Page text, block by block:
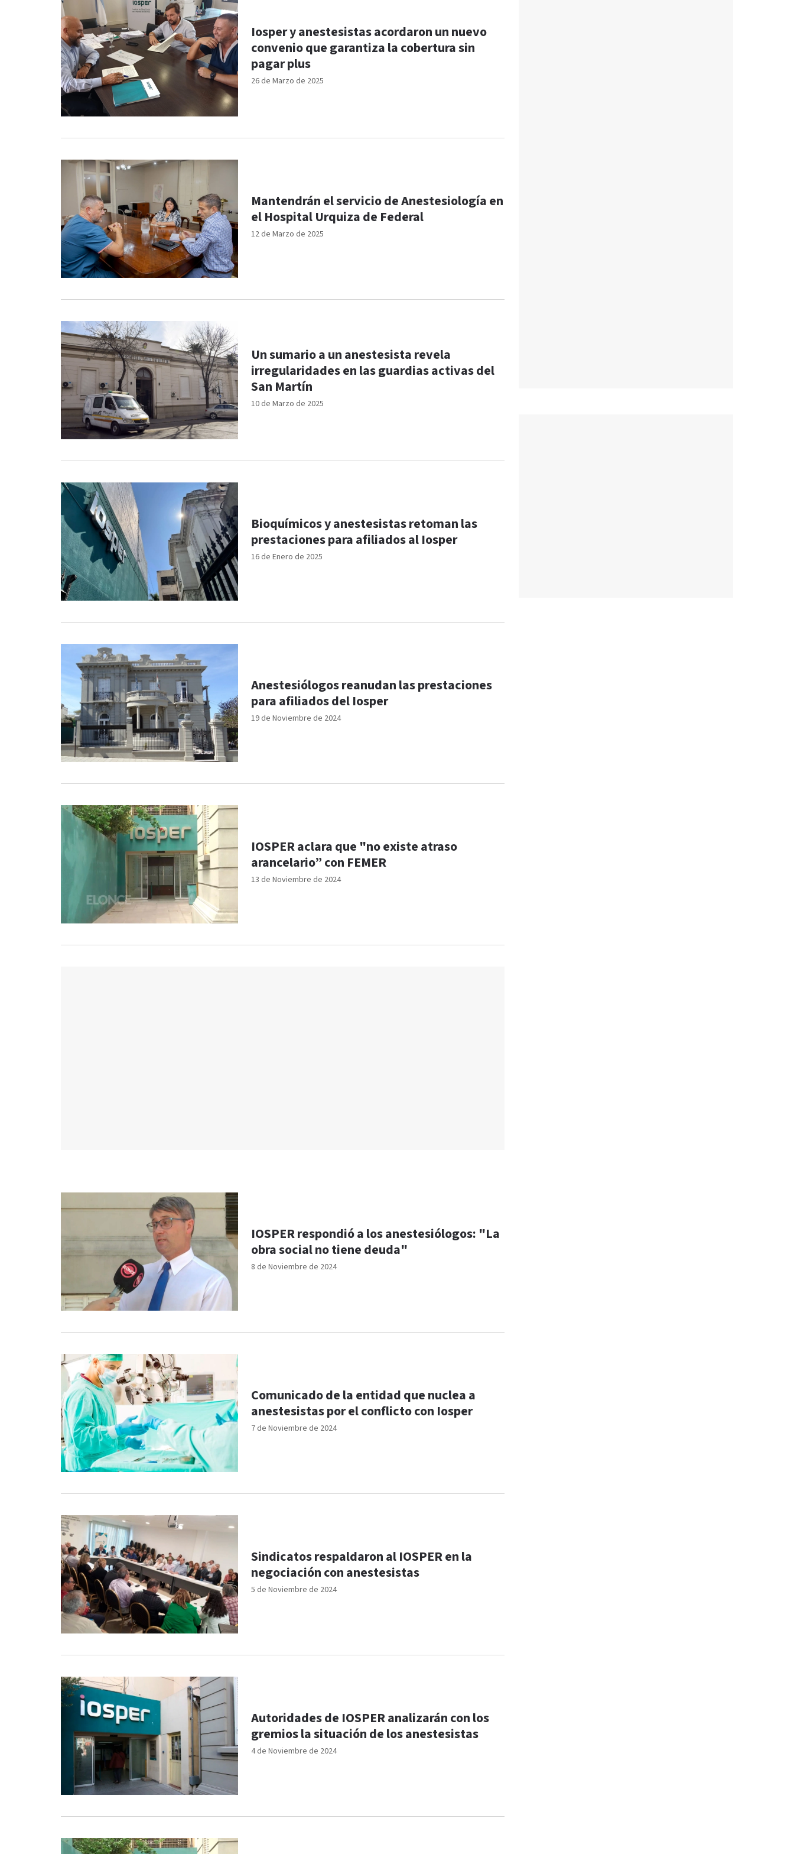
26 de Marzo de 2025
Iosper y anestesistas acordaron un nuevo
convenio que garantiza la cobertura sin
pagar plus
12 de Marzo de 2025
Mantendrán el servicio de Anestesiología en
el Hospital Urquiza de Federal
10 de Marzo de 2025
Un sumario a un anestesista revela
irregularidades en las guardias activas del
San Martín
16 de Enero de 2025
Bioquímicos y anestesistas retoman las
prestaciones para afiliados al Iosper
19 de Noviembre de 2024
Anestesiólogos reanudan las prestaciones
para afiliados del Iosper
13 de Noviembre de 2024
IOSPER aclara que "no existe atraso
arancelario” con FEMER
8 de Noviembre de 2024
IOSPER respondió a los anestesiólogos: "La
obra social no tiene deuda"
7 de Noviembre de 2024
Comunicado de la entidad que nuclea a
anestesistas por el conflicto con Iosper
5 de Noviembre de 2024
Sindicatos respaldaron al IOSPER en la
negociación con anestesistas
4 de Noviembre de 2024
Autoridades de IOSPER analizarán con los
gremios la situación de los anestesistas